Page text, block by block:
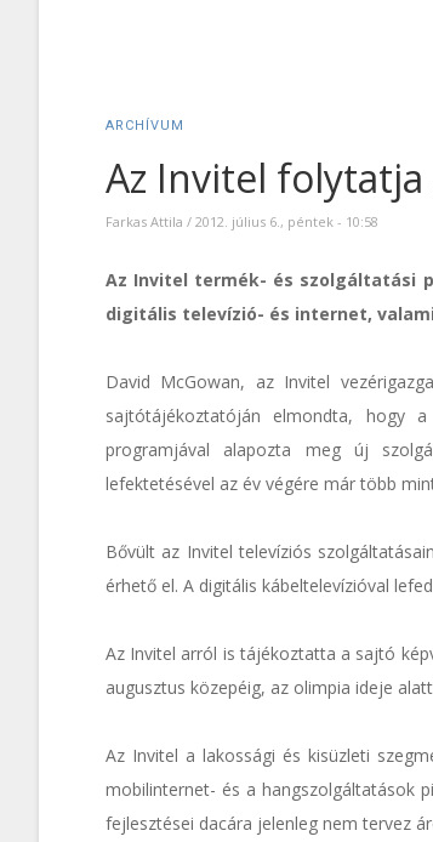
ARCHÍVUM
Az Invitel
Farkas Attila / 2012. július 6., péntek - 10:58
Az Invitel termék- és szolgáltatási
digitális televízió- és internet,
David McGowan, az Invitel
sajtótájékoztatóján elmondta, hogy
programjával alapozta meg új
lefektetésével az év végére már több
Bővült az Invitel televíziós
érhető el. A digitális kábeltelevízióval
Az Invitel arról is tájékoztatta a sajtó
augusztus közepéig, az olimpia ideje
Az Invitel a lakossági és kisüzleti
mobilinternet- és a hangszolgáltatások
fejlesztései dacára jelenleg nem tervez